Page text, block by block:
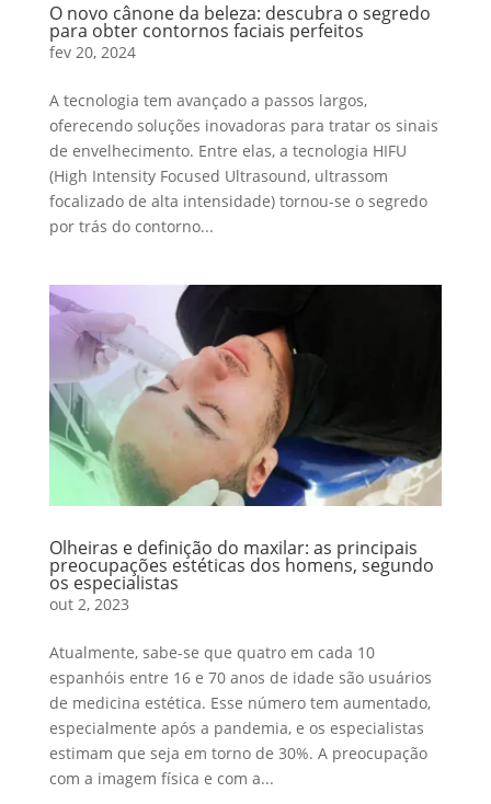
O novo cânone da beleza: descubra o segredo
para obter contornos faciais perfeitos
fev 20, 2024
A tecnologia tem avançado a passos largos,
oferecendo soluções inovadoras para tratar os sinais
de envelhecimento. Entre elas, a tecnologia HIFU
(High Intensity Focused Ultrasound, ultrassom
focalizado de alta intensidade) tornou-se o segredo
por trás do contorno...
Olheiras e definição do maxilar: as principais
preocupações estéticas dos homens, segundo
os especialistas
out 2, 2023
Atualmente, sabe-se que quatro em cada 10
espanhóis entre 16 e 70 anos de idade são usuários
de medicina estética. Esse número tem aumentado,
especialmente após a pandemia, e os especialistas
estimam que seja em torno de 30%. A preocupação
com a imagem física e com a...